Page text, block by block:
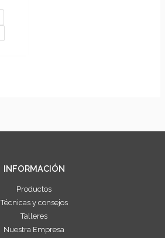
INFORMACIÓN
Productos
Técnicas y consejos
Talleres
Nuestra Empresa